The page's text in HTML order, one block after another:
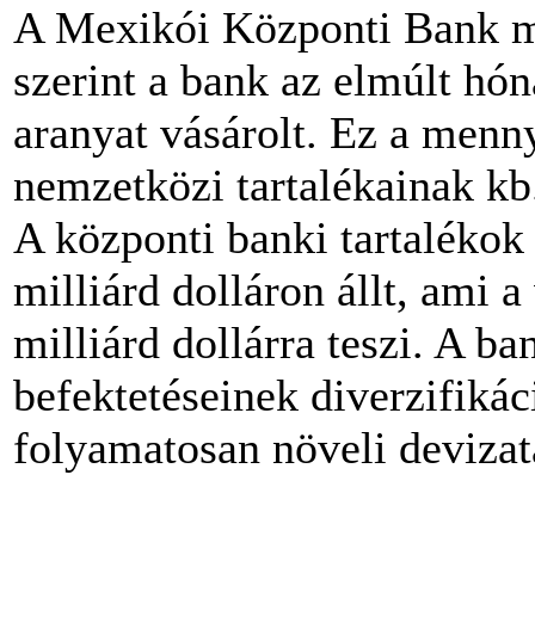
A Mexikói Központi Bank
szerint a bank az elmúlt
aranyat vásárolt. Ez a
nemzetközi tartalékainak
A központi banki
milliárd dolláron állt, ami a
milliárd dollárra teszi. A
befektetéseinek
folyamatosan növeli